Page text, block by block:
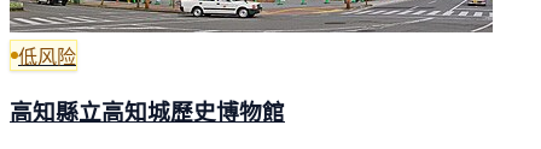
低风险
高知縣立高知城歷史博物館